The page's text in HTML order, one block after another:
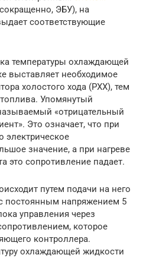
ЭБУ), на
соответствующие
температуры охлаждающей
выставляет необходимое
холостого хода (РХХ), тем
Упомянутый
«отрицательный
Это означает, что при
электрическое
значение, а при нагреве
это сопротивление падает.
путем подачи на него
постоянным напряжением 5
управления через
которое
контроллера.
охлаждающей жидкости